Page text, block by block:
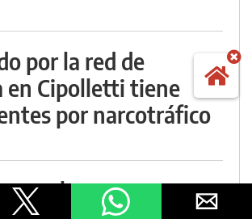
por la red de
en Cipolletti tiene
por narcotráfico
un robo a mano